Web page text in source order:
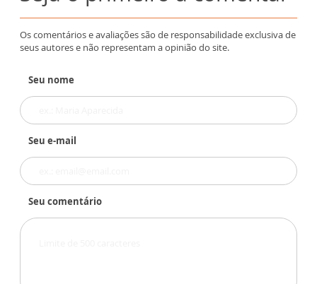
Os comentários e avaliações são de responsabilidade exclusiva de
seus autores e não representam a opinião do site.
Seu nome
Seu e-mail
Seu comentário